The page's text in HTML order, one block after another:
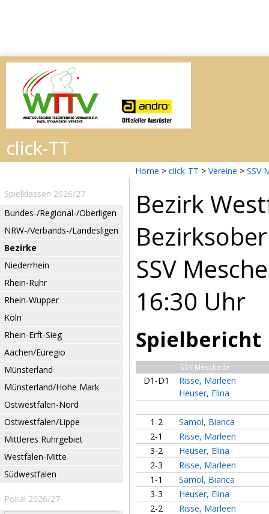
Home > click-TT > Vereine > SSV
Spielklassen 2026/27
Bundes-/Regional-/Oberligen
NRW-/Verbands-/Landesligen
Bezirke
Niederrhein
Rhein-Ruhr
Rhein-Wupper
Köln
Rhein-Erft-Sieg
Aachen/Euregio
Münsterland
Münsterland/Hohe Mark
Ostwestfalen-Nord
Ostwestfalen/Lippe
Mittleres Ruhrgebiet
Westfalen-Mitte
Südwestfalen
Pokal 2026/27
Bezirk
SSV
16:30 Uhr
Spielbericht
SSV Meschede
D1-D1
Risse, Marleen
Heuser, Elina
1-2
Samol, Bianca
2-1
Risse, Marleen
3-2
Heuser, Elina
2-3
Risse, Marleen
1-1
Samol, Bianca
3-3
Heuser, Elina
2-2
Risse, Marleen